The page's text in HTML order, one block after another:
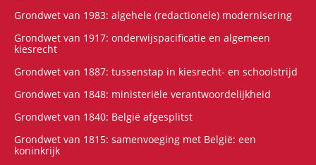
Grondwet van 1983: algehele (redactionele) modernisering
Grondwet van 1917: onderwijspacificatie en algemeen
kiesrecht
Grondwet van 1887: tussenstap in kiesrecht- en schoolstrijd
Grondwet van 1848: ministeriële verantwoordelijkheid
Grondwet van 1840: België afgesplitst
Grondwet van 1815: samenvoeging met België: een
koninkrijk